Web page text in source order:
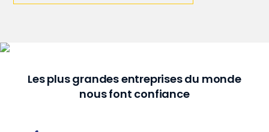
Les plus grandes entreprises du monde
nous font confiance